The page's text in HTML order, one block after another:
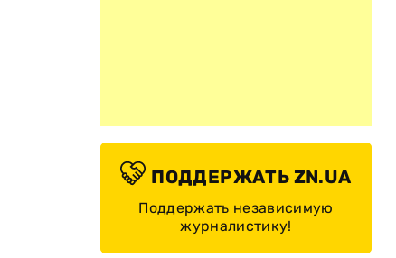
ПОДДЕРЖАТЬ ZN.UA
Поддержать независимую
журналистику!